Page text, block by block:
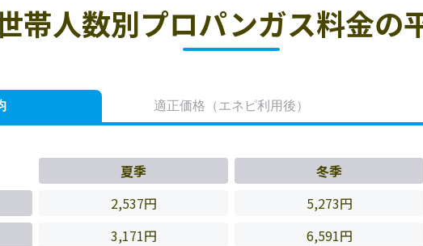
帯人数別プロパンガス料金の
適正価格 （エネピ利用後）
夏季 冬季
2,537円 5,273円
3,171円 6,591円